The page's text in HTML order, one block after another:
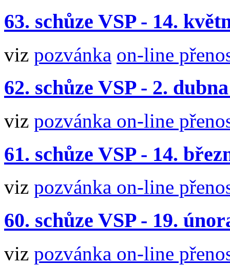
63. schůze VSP - 14.
viz pozvánka on-line
62. schůze VSP - 2.
viz pozvánka on-line
61. schůze VSP - 14.
viz pozvánka on-line
60. schůze VSP - 19.
viz pozvánka on-line